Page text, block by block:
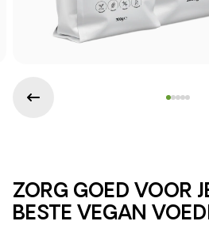
ZORG GOED VOOR
BESTE VEGAN